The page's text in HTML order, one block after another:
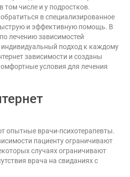
том числе и у подростков.
в специализированное
и эффективную помощь. В
по лечению зависимостей
индивидуальный подход к каждому
зависимости и созданы
условия для лечения
опытные врачи-психотерапевты.
пациенту ограничивают
случаях ограничивают
врача на свиданиях с